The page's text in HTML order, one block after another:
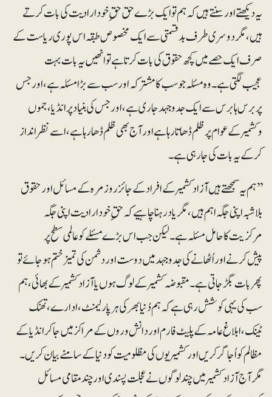
یہ دیکھتے اور سنتے ہیں کہ ہم تو ایک بڑے حق حقِ خودارادیت کی بات کرتے
ہیں، مگر دوسری طرف بدقسمتی سے ایک مخصوص طبقہ اس پوری ریاست کے
صرف ایک حصے میں کچھ حقوق کی بات کرتا ہے تو انھیں یہ بات بہت
عجیب لگتی ہے۔ وہ مسئلہ جو سب کا مشترکہ اور سب سے بڑا مسئلہ ہے، اور جس
پر برس ہا برس سے ایک جدوجہد جاری ہے، اور جس کی بنیاد پر انڈیا، جموں
وکشمیر کے عوام پر ظلم ڈھاتا رہا ہے اور آج بھی ظلم ڈھا رہا ہے، اسے نظرانداز
کرکے یہ بات کی جا رہی ہے۔
’’ ہم یہ سمجھتے ہیں آزاد کشمیر کے افراد کے جائز روز مرہ کے مسائل اور حقوق
بلاشبہ اپنی جگہ اہم ہیں، مگر یاد رہنا چاہیے کہ حقِ خود ارادیت اپنی جگہ
مرکزیت کا حامل مسئلہ ہے۔ لیکن جب اس بڑے مسئلے کو عالمی سطح پر
پیش کرنے اور اُٹھانے کی جدوجہد میں دوست اور دشمن کی تمیز ختم ہوجائے تو
پھر بات بگڑ جاتی ہے۔ مقبوضہ کشمیر کے لوگ ہوں یا آزاد کشمیر کے بھائی، ہم
سب کی یہی کوشش رہی ہے کہ ہم دُنیا بھر کی ہرپارلیمنٹ، ادارے، تھنک
ٹینک، ابلاغ عامہ کے پلیٹ فارم اور دانش وروں کے مراکز میں جاکر انڈیا کے
مظالم کو اُجاگر کریں اور کشمیریوں کی مظلومیت کو دنیا کے سامنے بیان کریں۔
مگرآج آزاد کشمیر میں چند لوگوں نے عجلت پسندی اور چند مقامی مسائل